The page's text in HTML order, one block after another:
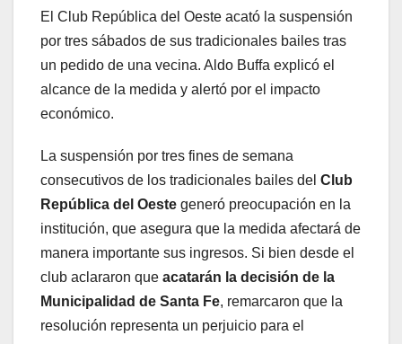
El Club República del Oeste acató la suspensión
por tres sábados de sus tradicionales bailes tras
un pedido de una vecina. Aldo Buffa explicó el
alcance de la medida y alertó por el impacto
económico.
La suspensión por tres fines de semana
consecutivos de los tradicionales bailes del Club
República del Oeste generó preocupación en la
institución, que asegura que la medida afectará de
manera importante sus ingresos. Si bien desde el
club aclararon que acatarán la decisión de la
Municipalidad de Santa Fe, remarcaron que la
resolución representa un perjuicio para el